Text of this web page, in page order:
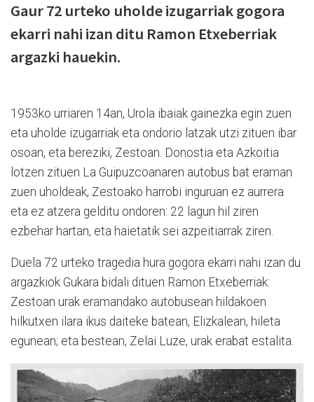
Gaur 72 urteko uholde izugarriak gogora
ekarri nahi izan ditu Ramon Etxeberriak
argazki hauekin.
1953ko urriaren 14an, Urola ibaiak gainezka egin zuen
eta uholde izugarriak eta ondorio latzak utzi zituen ibar
osoan, eta bereziki, Zestoan. Donostia eta Azkoitia
lotzen zituen La Guipuzcoanaren autobus bat eraman
zuen uholdeak, Zestoako harrobi inguruan ez aurrera
eta ez atzera gelditu ondoren: 22 lagun hil ziren
ezbehar hartan, eta haietatik sei azpeitiarrak ziren.
Duela 72 urteko tragedia hura gogora ekarri nahi izan du
argazkiok Gukara bidali dituen Ramon Etxeberriak:
Zestoan urak eramandako autobusean hildakoen
hilkutxen ilara ikus daiteke batean, Elizkalean, hileta
egunean; eta bestean, Zelai Luze, urak erabat estalita.